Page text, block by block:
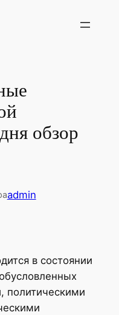
обзор
admin
в состоянии
политическими